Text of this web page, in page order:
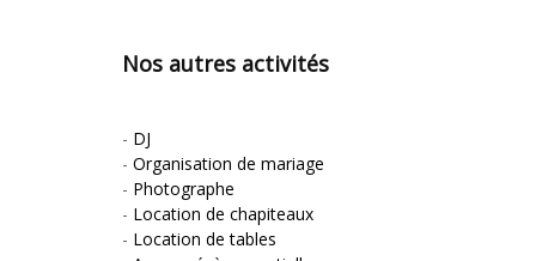
Nos autres activités
- DJ
- Organisation de mariage
- Photographe
- Location de chapiteaux
- Location de tables